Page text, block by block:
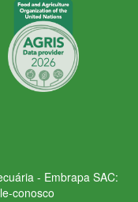
- Embrapa SAC:
conosco